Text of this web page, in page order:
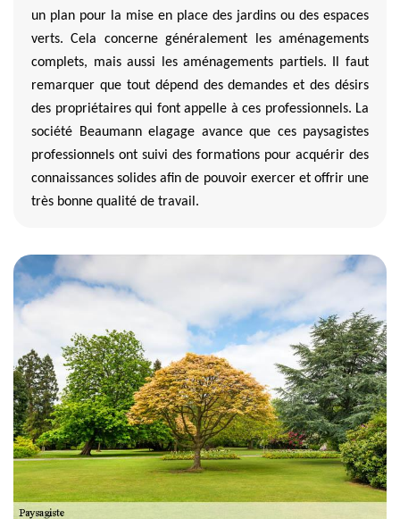
un plan pour la mise en place des jardins ou des espaces
verts. Cela concerne généralement les aménagements
complets, mais aussi les aménagements partiels. Il faut
remarquer que tout dépend des demandes et des désirs
des propriétaires qui font appelle à ces professionnels. La
société Beaumann elagage avance que ces paysagistes
professionnels ont suivi des formations pour acquérir des
connaissances solides afin de pouvoir exercer et offrir une
très bonne qualité de travail.